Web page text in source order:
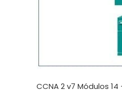
CCNA 2 v7 Módulos 14